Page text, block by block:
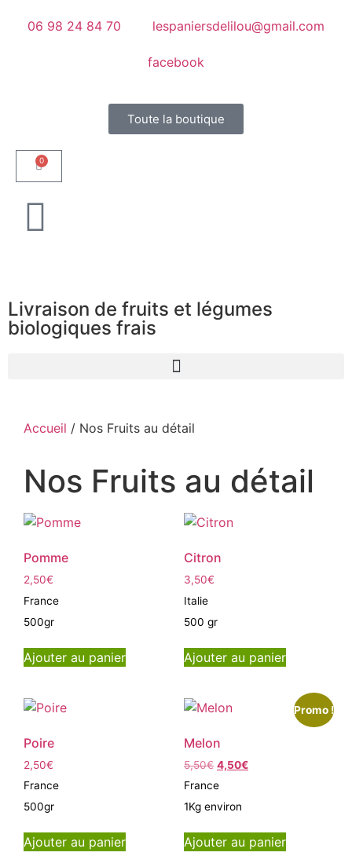
06 98 24 84 70 lespaniersdelilou@gmail.com
facebook
Toute la boutique
0
Livraison de fruits et légumes
biologiques frais
Accueil / Nos Fruits au détail
Nos Fruits au détail
Pomme
2,50€
France
500gr
Ajouter au panier
Citron
3,50€
Italie
500 gr
Ajouter au panier
Poire
2,50€
France
500gr
Ajouter au panier
Promo !
Melon
5,50€ 4,50€
France
1Kg environ
Ajouter au panier